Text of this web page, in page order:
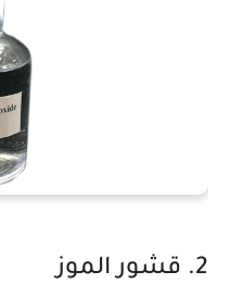
2. قشور الموز